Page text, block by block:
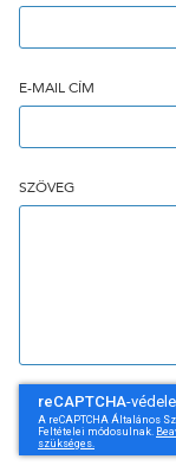
E-MAIL CÍM
SZÖVEG